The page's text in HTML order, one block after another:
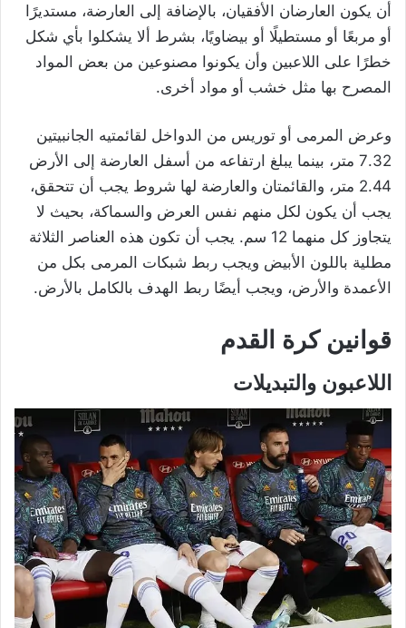
أن يكون العارضان الأفقيان، بالإضافة إلى العارضة، مستديرًا
أو مربعًا أو مستطيلًا أو بيضاويًا، بشرط ألا يشكلوا بأي شكل
خطرًا على اللاعبين وأن يكونوا مصنوعين من بعض المواد
المصرح بها مثل خشب أو مواد أخرى.
وعرض المرمى أو توريس من الدواخل لقائمتيه الجانبيتين
7.32 متر، بينما يبلغ ارتفاعه من أسفل العارضة إلى الأرض
2.44 متر، والقائمتان والعارضة لها شروط يجب أن تتحقق،
يجب أن يكون لكل منهم نفس العرض والسماكة، بحيث لا
يتجاوز كل منهما 12 سم. يجب أن تكون هذه العناصر الثلاثة
مطلية باللون الأبيض ويجب ربط شبكات المرمى بكل من
الأعمدة والأرض، ويجب أيضًا ربط الهدف بالكامل بالأرض.
قوانين كرة القدم
اللاعبون والتبديلات